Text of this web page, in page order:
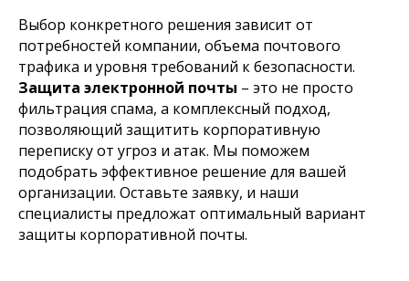
Выбор конкретного решения зависит от
потребностей компании, объема почтового
трафика и уровня требований к безопасности.
Защита электронной почты – это не просто
фильтрация спама, а комплексный подход,
позволяющий защитить корпоративную
переписку от угроз и атак. Мы поможем
подобрать эффективное решение для вашей
организации. Оставьте заявку, и наши
специалисты предложат оптимальный вариант
защиты корпоративной почты.